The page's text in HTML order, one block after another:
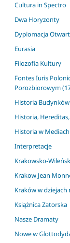
Cultura in Spectro
Dwa Horyzonty
Dyplomacja
Eurasia
Filozofia Kultury
Fontes Iuris
Porozbiorowym
Historia
Historia, Hereditas,
Historia w Mediach
Interpretacje
Krakowsko-
Krakow Jean
Kraków w dziejach
Książnica Zatorska
Nasze Dramaty
Nowe w